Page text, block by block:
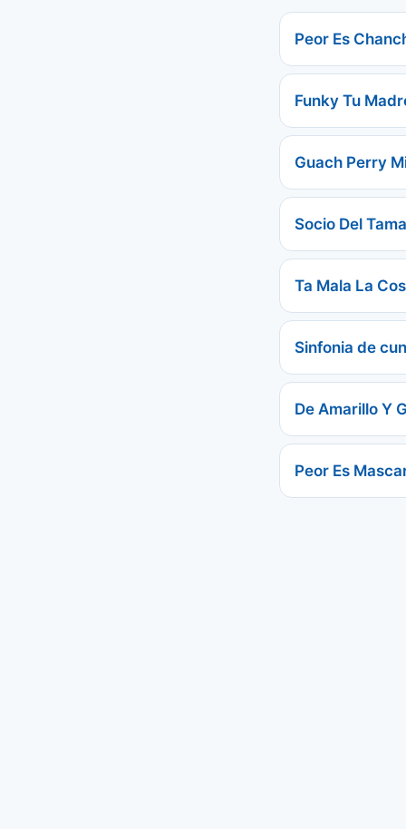
Peor Es
Funky Tu
Guach Perry
Socio Del
Ta Mala La
Sinfonia de
De Amarillo Y
Peor Es